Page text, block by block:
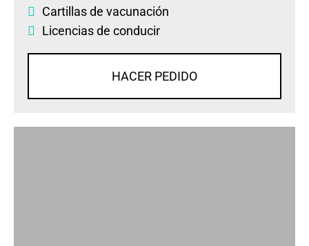
Cartillas de vacunación
Licencias de conducir
HACER PEDIDO